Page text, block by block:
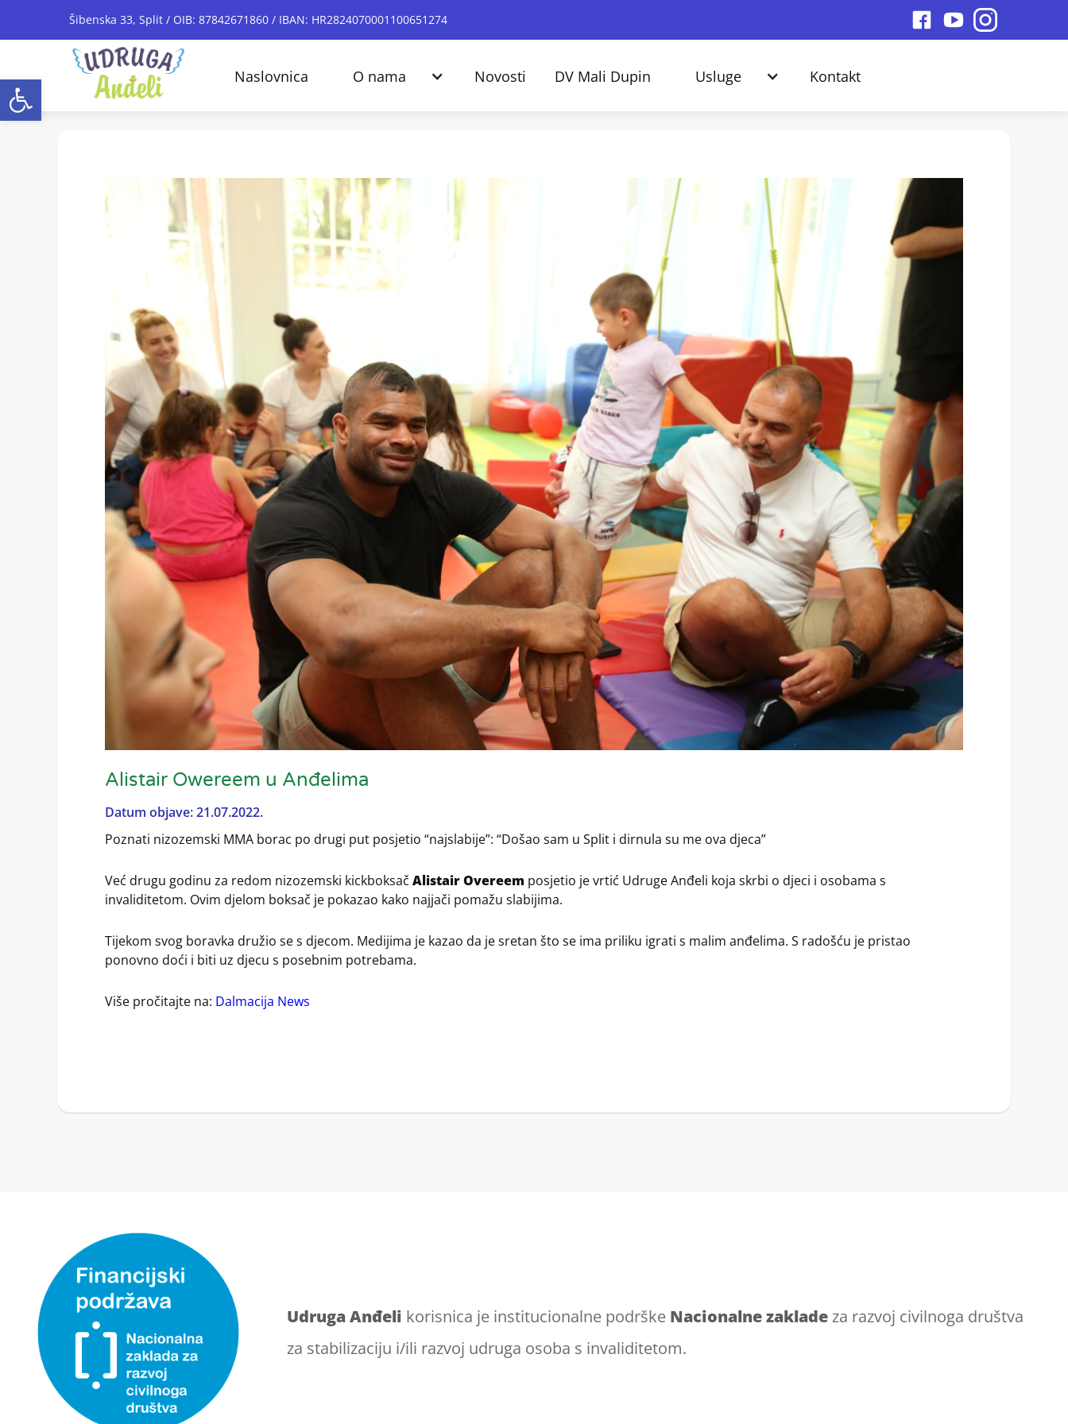
Open toolbar
Šibenska 33, Split / OIB: 87842671860 / IBAN: HR2824070001100651274
Naslovnica O nama Novosti DV Mali Dupin Usluge Kontakt
Alistair Owereem u Anđelima
Datum objave: 21.07.2022.
Poznati nizozemski MMA borac po drugi put posjetio “najslabije”: “Došao sam u Split i dirnula su me ova djeca”
Već drugu godinu za redom nizozemski kickboksač Alistair Overeem posjetio je vrtić Udruge Anđeli koja skrbi o djeci i osobama s
invaliditetom. Ovim djelom boksač je pokazao kako najjači pomažu slabijima.
Tijekom svog boravka družio se s djecom. Medijima je kazao da je sretan što se ima priliku igrati s malim anđelima. S radošću je pristao
ponovno doći i biti uz djecu s posebnim potrebama.
Više pročitajte na: Dalmacija News
Udruga Anđeli korisnica je institucionalne podrške Nacionalne zakladeza razvoj civilnoga društva
za stabilizaciju i/ili razvoj udruga osoba s invaliditetom.